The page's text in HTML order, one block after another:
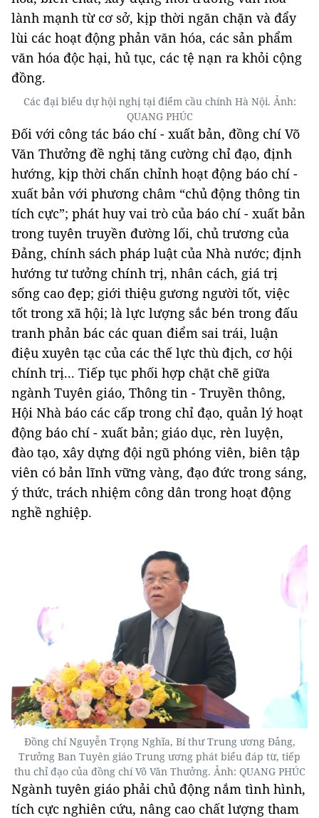
lành mạnh từ cơ sở, kịp thời ngăn chặn và đẩy
lùi các hoạt động phản văn hóa, các sản phẩm
văn hóa độc hại, hủ tục, các tệ nạn ra khỏi cộng
đồng.
Các đại biểu dự hội nghị tại điểm cầu chính Hà Nội. Ảnh:
QUANG PHÚC
Đối với công tác báo chí - xuất bản, đồng chí Võ
Văn Thưởng đề nghị tăng cường chỉ đạo, định
hướng, kịp thời chấn chỉnh hoạt động báo chí -
xuất bản với phương châm “chủ động thông tin
tích cực”; phát huy vai trò của báo chí - xuất bản
trong tuyên truyền đường lối, chủ trương của
Đảng, chính sách pháp luật của Nhà nước; định
hướng tư tưởng chính trị, nhân cách, giá trị
sống cao đẹp; giới thiệu gương người tốt, việc
tốt trong xã hội; là lực lượng sắc bén trong đấu
tranh phản bác các quan điểm sai trái, luận
điệu xuyên tạc của các thế lực thù địch, cơ hội
chính trị... Tiếp tục phối hợp chặt chẽ giữa
ngành Tuyên giáo, Thông tin - Truyền thông,
Hội Nhà báo các cấp trong chỉ đạo, quản lý hoạt
động báo chí - xuất bản; giáo dục, rèn luyện,
đào tạo, xây dựng đội ngũ phóng viên, biên tập
viên có bản lĩnh vững vàng, đạo đức trong sáng,
ý thức, trách nhiệm công dân trong hoạt động
nghề nghiệp.
Đồng chí Nguyễn Trọng Nghĩa, Bí thư Trung ương Đảng,
Trưởng Ban Tuyên giáo Trung ương phát biểu đáp từ, tiếp
thu chỉ đạo của đồng chí Võ Văn Thưởng. Ảnh: QUANG PHÚC
Ngành tuyên giáo phải chủ động nắm tình hình,
tích cực nghiên cứu, nâng cao chất lượng tham